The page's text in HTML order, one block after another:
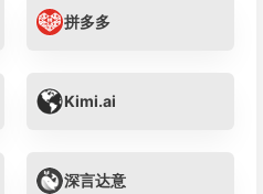
拼多多
Kimi.ai
深言达意